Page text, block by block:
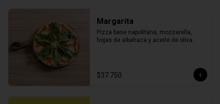
Margarita
Pizza base napolitana, mozzarella,
hojas de albahaca y aceite de oliva.
$37.750